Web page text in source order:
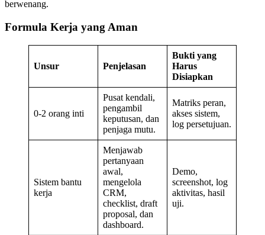
berwenang.
Formula Kerja yang Aman
Unsur Penjelasan
Bukti yang
Harus
Disiapkan
0-2 orang inti
Pusat kendali,
pengambil
keputusan, dan
penjaga mutu.
Matriks peran,
akses sistem,
log persetujuan.
Sistem bantu
kerja
Menjawab
pertanyaan
awal,
mengelola
CRM,
checklist, draft
proposal, dan
dashboard.
Demo,
screenshot, log
aktivitas, hasil
uji.